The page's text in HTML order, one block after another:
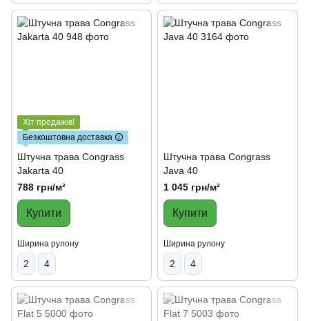
Хіт продажів!
Безкоштовна доставка 🛈
Штучна трава Congrass
Jakarta 40
788 грн/м²
Купити
Ширина рулону
2 4
Штучна трава Congrass
Java 40
1 045 грн/м²
Купити
Ширина рулону
2 4